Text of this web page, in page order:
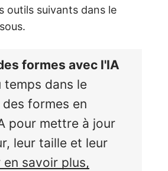
outils suivants dans le
formes avec l'IA
temps dans le
formes en
pour mettre à jour
leur taille et leur
en savoir plus,